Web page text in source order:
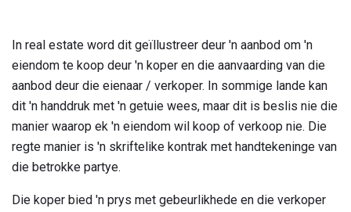
In real estate word dit geïllustreer deur 'n aanbod om 'n
eiendom te koop deur 'n koper en die aanvaarding van die
aanbod deur die eienaar / verkoper. In sommige lande kan
dit 'n handdruk met 'n getuie wees, maar dit is beslis nie die
manier waarop ek 'n eiendom wil koop of verkoop nie. Die
regte manier is 'n skriftelike kontrak met handtekeninge van
die betrokke partye.
Die koper bied 'n prys met gebeurlikhede en die verkoper